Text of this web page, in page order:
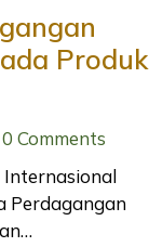
Produk
0 Comments
Internasional
Perdagangan